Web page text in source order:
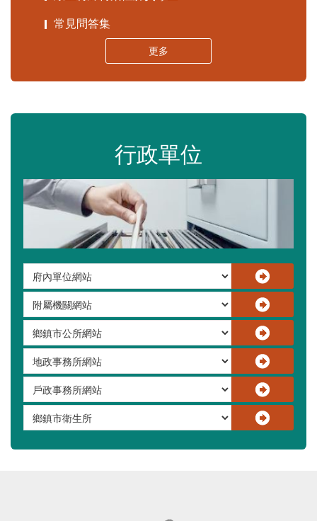
常見問答集
更多
行政單位